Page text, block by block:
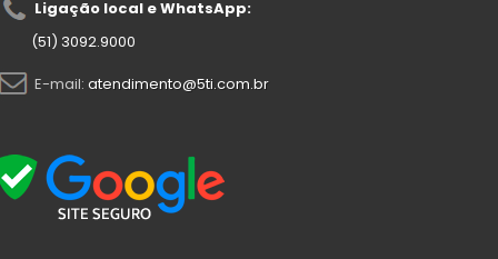
Ligação local e WhatsApp:
(51) 3092.9000
E-mail: atendimento@5ti.com.br